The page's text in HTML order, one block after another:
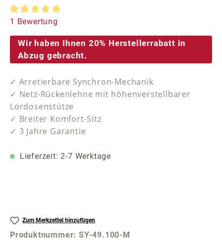
Durchschnittliche Bewertung von 5 von 5 Sternen
1 Bewertung
Wir haben Ihnen 20% Herstellerrabatt in
Abzug gebracht.
✓ Arretierbare Synchron-Mechanik
✓ Netz-Rückenlehne mit höhenverstellbarer
Lordosenstütze
✓ Breiter Komfort-Sitz
✓ 3 Jahre Garantie
Lieferzeit: 2-7 Werktage
Zum Merkzettel hinzufügen
Produktnummer:SY-49.100-M